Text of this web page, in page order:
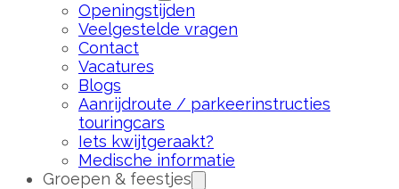
Openingstijden
Veelgestelde vragen
Contact
Vacatures
Blogs
Aanrijdroute / parkeerinstructies
touringcars
Iets kwijtgeraakt?
Medische informatie
Groepen & feestjes